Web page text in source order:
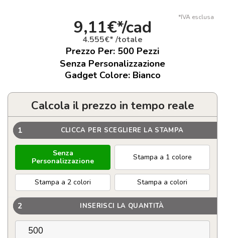
*IVA esclusa
9,11€*/cad
4.555€* /totale
Prezzo Per: 500 Pezzi
Senza Personalizzazione
Gadget Colore: Bianco
Calcola il prezzo in tempo reale
1 CLICCA PER SCEGLIERE LA STAMPA
Senza
Personalizzazione
Stampa a 1 colore
Stampa a 2 colori Stampa a colori
2 INSERISCI LA QUANTITÀ